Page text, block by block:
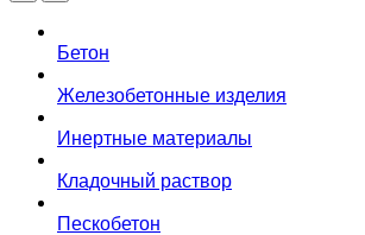
Бетон
Железобетонные изделия
Инертные материалы
Кладочный раствор
Пескобетон